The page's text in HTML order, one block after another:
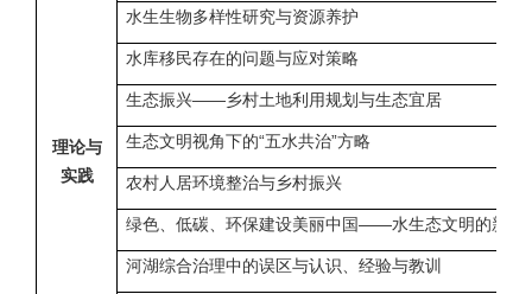
理论与
实践
水生生物多样性研究与资源养护
水库移民存在的问题与应对策略
生态振兴——乡村土地利用规划与生态宜居
生态文明视角下的“五水共治”方略
农村人居环境整治与乡村振兴
绿色、低碳、环保建设美丽中国——水生态文明的新时
河湖综合治理中的误区与认识、经验与教训